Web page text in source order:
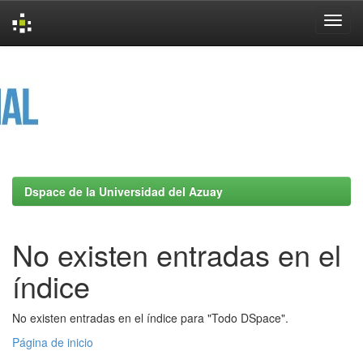
Dspace de la Universidad del Azuay
No existen entradas en el
índice
No existen entradas en el índice para "Todo DSpace".
Página de inicio